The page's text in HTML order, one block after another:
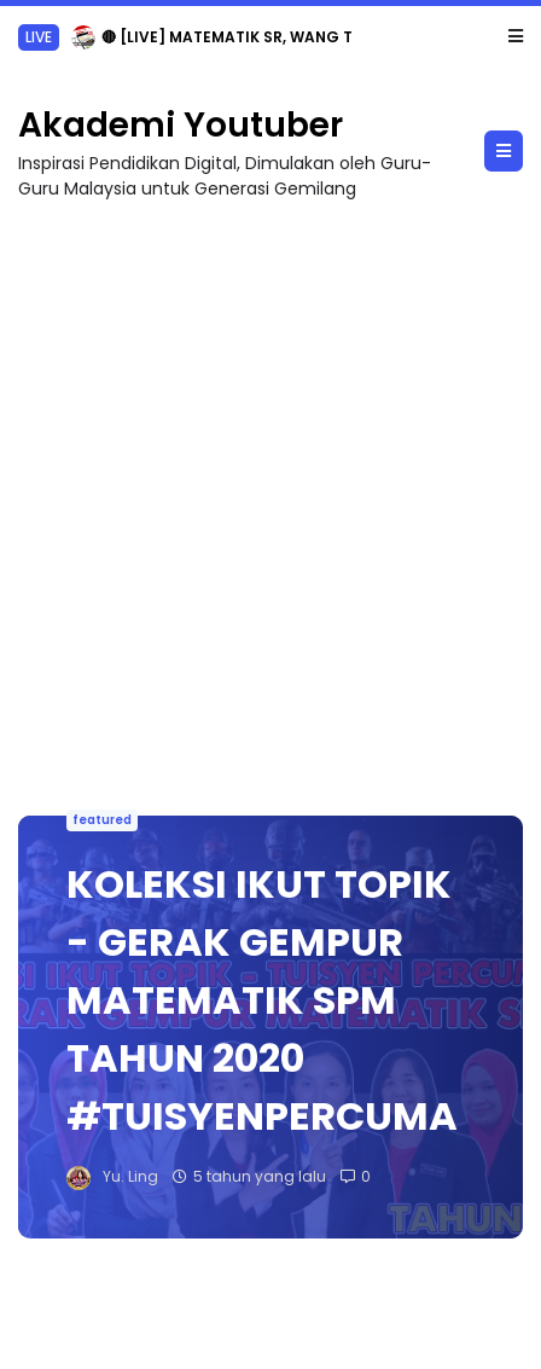
LIVE 🔴 [LIVE] MATEMATIK SR, WANG TAHUN 6 OLEH CIKGU ANITA #ALLINONE #141 #...
Akademi Youtuber
Inspirasi Pendidikan Digital, Dimulakan oleh Guru-
Guru Malaysia untuk Generasi Gemilang
featured
KOLEKSI IKUT TOPIK
- GERAK GEMPUR
MATEMATIK SPM
TAHUN 2020
#TUISYENPERCUMA
Yu. Ling 5 tahun yang lalu 0